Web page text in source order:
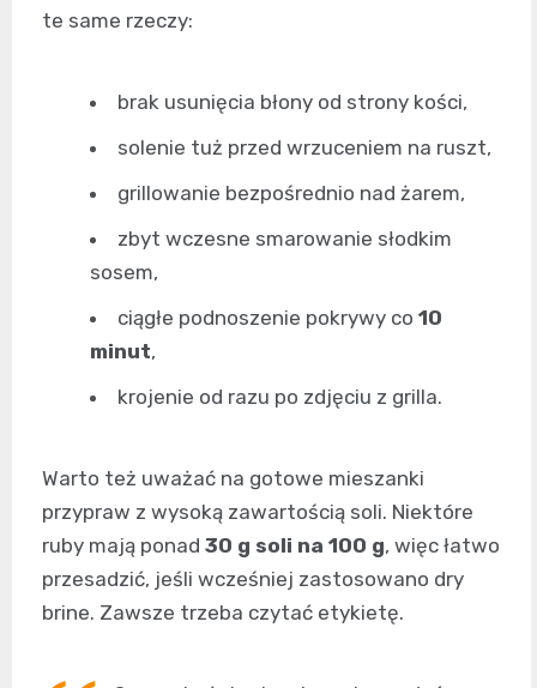
te same rzeczy:
brak usunięcia błony od strony kości,
solenie tuż przed wrzuceniem na ruszt,
grillowanie bezpośrednio nad żarem,
zbyt wczesne smarowanie słodkim
sosem,
ciągłe podnoszenie pokrywy co 10
minut,
krojenie od razu po zdjęciu z grilla.
Warto też uważać na gotowe mieszanki
przypraw z wysoką zawartością soli. Niektóre
ruby mają ponad 30 g soli na 100 g, więc łatwo
przesadzić, jeśli wcześniej zastosowano dry
brine. Zawsze trzeba czytać etykietę.